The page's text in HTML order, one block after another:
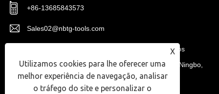
+86-13685843573
Sales02@nbtg-tools.com
Nº 20, Distrito Leste, Centro de Inovação de Novos
Materiais de Ningbo, Zona de Alta Tecnologia de Ningbo,
Província de Zhejiang, China.
X
Utilizamos cookies para lhe oferecer uma
melhor experiência de navegação, analisar
o tráfego do site e personalizar o